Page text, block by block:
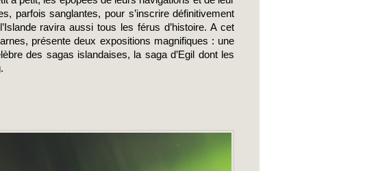
parfois sanglantes, pour s’inscrire définitivement
ravira aussi tous les férus d’histoire. A cet
présente deux expositions magnifiques : une
des sagas islandaises, la saga d’Egil dont les